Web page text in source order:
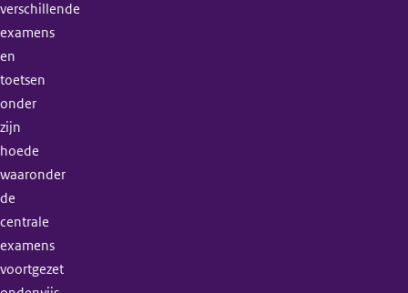
verschillende
examens
en
toetsen
onder
zijn
hoede
waaronder
de
centrale
examens
voortgezet